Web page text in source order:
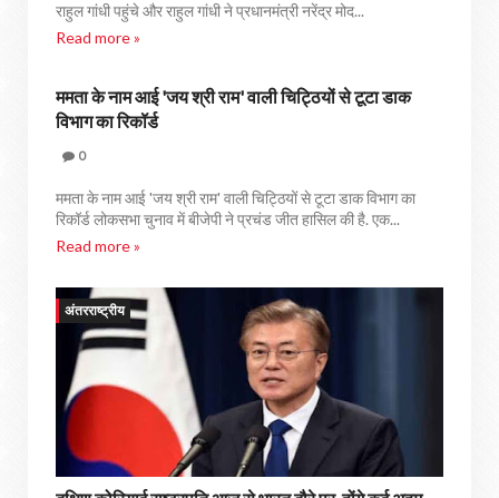
राहुल गांधी पहुंचे और राहुल गांधी ने प्रधानमंत्री नरेंद्र मोद...
Read more »
राजनीति
ममता के नाम आई 'जय श्री राम' वाली चिट्ठियों से टूटा डाक
विभाग का रिकॉर्ड
0
ममता के नाम आई 'जय श्री राम' वाली चिट्ठियों से टूटा डाक विभाग का
रिकॉर्ड लोकसभा चुनाव में बीजेपी ने प्रचंड जीत हासिल की है. एक...
Read more »
अंतरराष्ट्रीय